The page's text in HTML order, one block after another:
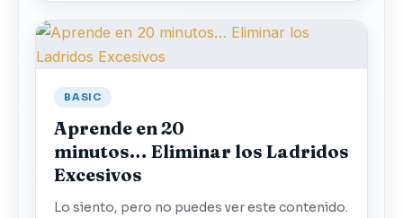
BASIC
Aprende en 20
minutos… Eliminar los Ladridos
Excesivos
Lo siento, pero no puedes ver este contenido.